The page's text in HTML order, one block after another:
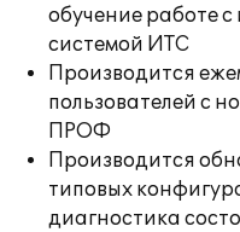
обучение работе
системой ИТС
Производится
пользователей с
ПРОФ
Производится
типовых
диагностика